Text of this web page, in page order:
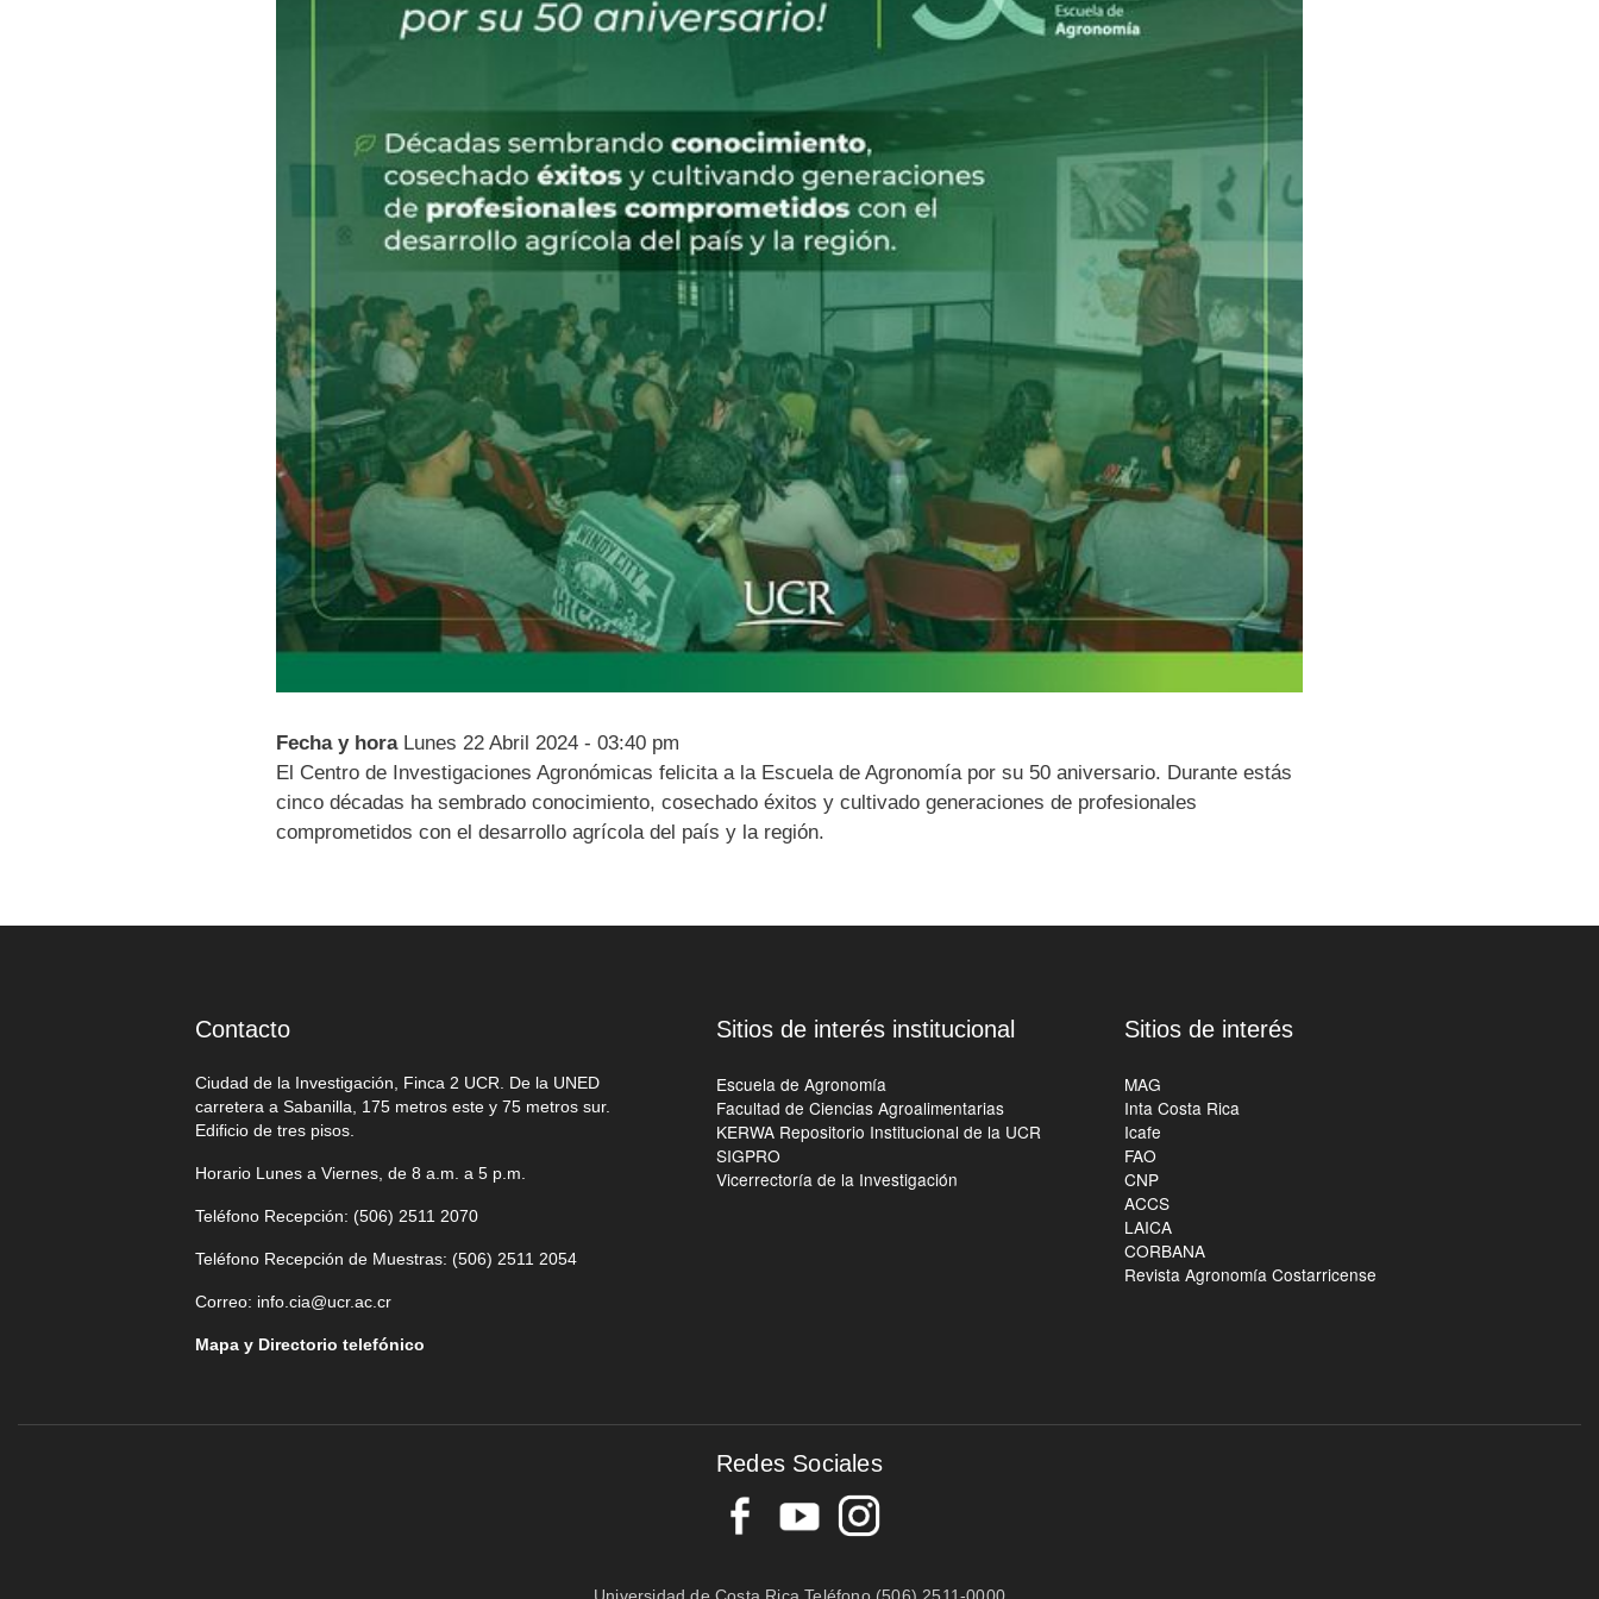
Fecha y hora Lunes 22 Abril 2024 - 03:40 pm
El Centro de Investigaciones Agronómicas felicita a la Escuela de Agronomía por su 50 aniversario. Durante estás
cinco décadas ha sembrado conocimiento, cosechado éxitos y cultivado generaciones de profesionales
comprometidos con el desarrollo agrícola del país y la región.
Contacto
Ciudad de la Investigación, Finca 2 UCR. De la UNED
carretera a Sabanilla, 175 metros este y 75 metros sur.
Edificio de tres pisos.
Horario Lunes a Viernes, de 8 a.m. a 5 p.m.
Teléfono Recepción: (506) 2511 2070
Teléfono Recepción de Muestras: (506) 2511 2054
Correo: info.cia@ucr.ac.cr
Mapa y Directorio telefónico
Sitios de interés institucional
Escuela de Agronomía
Facultad de Ciencias Agroalimentarias
KERWA Repositorio Institucional de la UCR
SIGPRO
Vicerrectoría de la Investigación
Sitios de interés
MAG
Inta Costa Rica
Icafe
FAO
CNP
ACCS
LAICA
CORBANA
Revista Agronomía Costarricense
Redes Sociales